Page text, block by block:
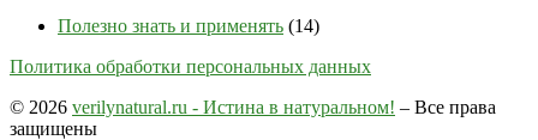
Полезно знать и применять (14)
Политика обработки персональных данных
© 2026 verilynatural.ru - Истина в натуральном! – Все права
защищены